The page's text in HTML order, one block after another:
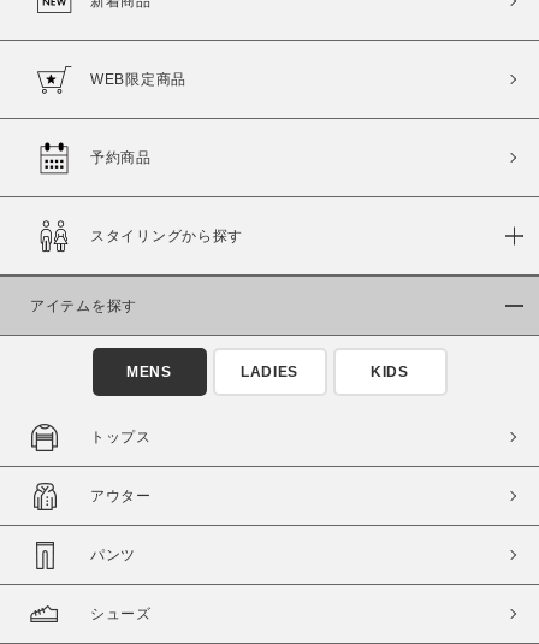
カラー
商品タイプ
通常商品
セール価格 WEB限定
在庫
在庫あり
WEB限定商品
予約商品
スタイリングから探す
アイテムを探す
MENS LADIES KIDS
トップス
アウター
パンツ
シューズ